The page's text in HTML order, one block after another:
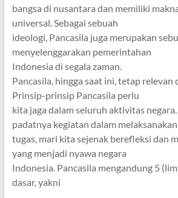
bangsa di nusantara dan memiliki
universal. Sebagai sebuah
ideologi, Pancasila juga merupakan
menyelenggarakan pemerintahan
Indonesia di segala zaman.
Pancasila, hingga saat ini, tetap relevan
Prinsip-prinsip Pancasila perlu
kita jaga dalam seluruh aktivitas
padatnya kegiatan dalam melaksanakan
tugas, mari kita sejenak berefleksi dan
yang menjadi nyawa negara
Indonesia. Pancasila mengandung 5
dasar, yakni